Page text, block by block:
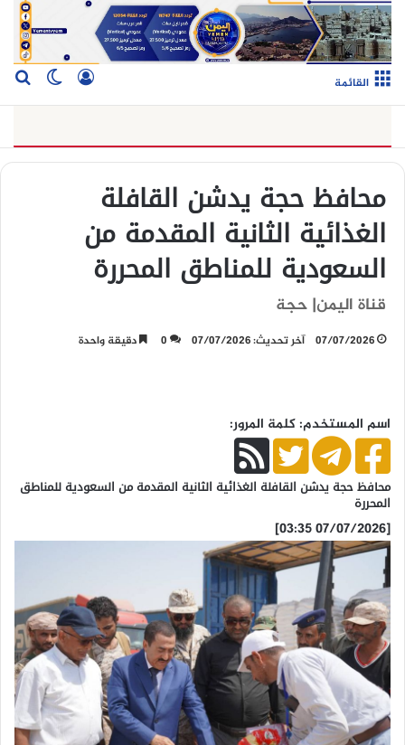
تسجيل القائمة
محافظ حجة يدشن القافلة
الغذائية الثانية المقدمة من
السعودية للمناطق المحررة
قناة اليمن| حجة
07/07/2026 آخر تحديث: 07/07/2026 0 دقيقة واحدة
اسم المستخدم: كلمة المرور:
محافظ حجة يدشن القافلة الغذائية الثانية المقدمة من السعودية للمناطق
المحررة
[07/07/2026 03:35]